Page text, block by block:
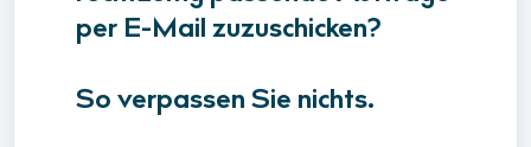
per E-Mail zuzuschicken?
So verpassen Sie nichts.